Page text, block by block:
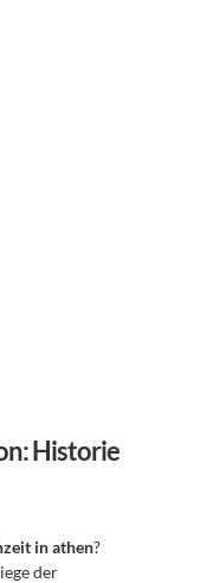
Historie
in athen?
der